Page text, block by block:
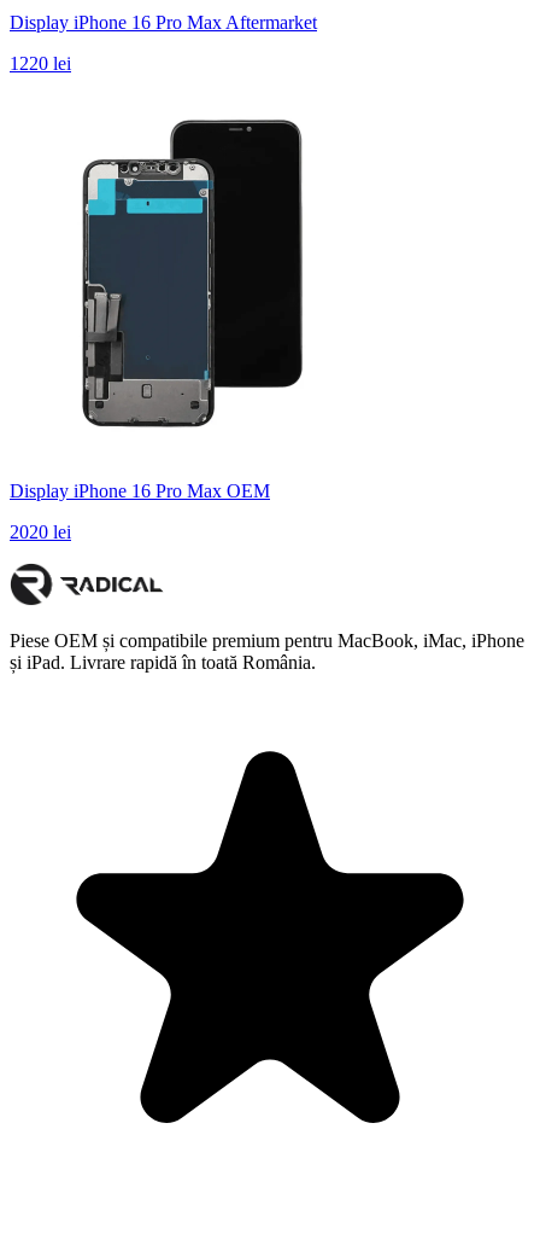
Display iPhone 16 Pro Max Aftermarket
1220 lei
Display iPhone 16 Pro Max OEM
2020 lei
Piese OEM și compatibile premium pentru MacBook, iMac, iPhone
și iPad. Livrare rapidă în toată România.